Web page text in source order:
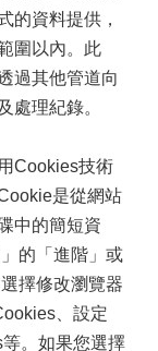
的資料提供，
圍以內。此
過其他管道向
處理紀錄。
Cookies技術
是從網站
中的簡短資
的「進階」或
擇修改瀏覽器
、設定
。如果您選擇